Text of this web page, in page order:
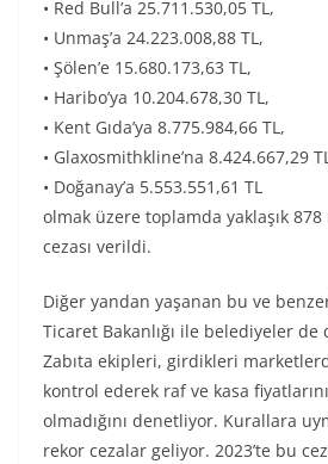
• Red Bull’a 25.711.530,05 TL,
• Unmaş’a 24.223.008,88 TL,
• Şölen’e 15.680.173,63 TL,
• Haribo’ya 10.204.678,30 TL,
• Kent Gıda’ya 8.775.984,66 TL,
• Glaxosmithkline’na 8.424.667,29
• Doğanay’a 5.553.551,61 TL
olmak üzere toplamda yaklaşık
cezası verildi.
Diğer yandan yaşanan bu ve
Ticaret Bakanlığı ile belediyeler de
Zabıta ekipleri, girdikleri
kontrol ederek raf ve kasa
olmadığını denetliyor. Kurallara
rekor cezalar geliyor. 2023’te bu